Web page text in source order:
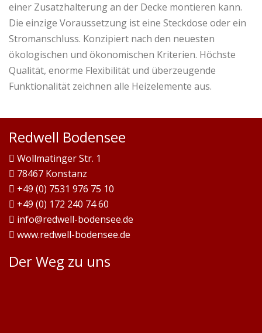
einer Zusatzhalterung an der Decke montieren kann.
Die einzige Voraussetzung ist eine Steckdose oder ein
Stromanschluss. Konzipiert nach den neuesten
ökologischen und ökonomischen Kriterien. Höchste
Qualität, enorme Flexibilität und überzeugende
Funktionalität zeichnen alle Heizelemente aus.
Redwell Bodensee
Wollmatinger Str. 1
78467 Konstanz
+49 (0) 7531 976 75 10
+49 (0) 172 240 74 60
info@redwell-bodensee.de
www.redwell-bodensee.de
Der Weg zu uns